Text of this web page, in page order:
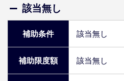
該当無し
補助条件 該当無し
補助限度額 該当無し